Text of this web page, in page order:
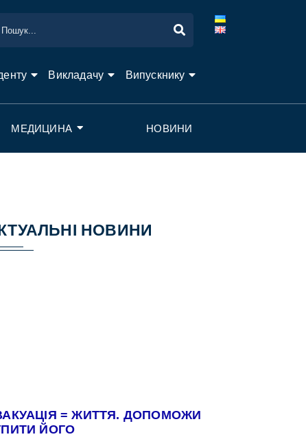
Викладачу Випускнику
МЕДИЦИНА НОВИНИ
НОВИНИ
= ЖИТТЯ. ДОПОМОЖИ
ЙОГО